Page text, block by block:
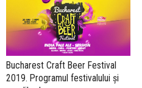
Bucharest Craft Beer Festival
2019. Programul festivalului și